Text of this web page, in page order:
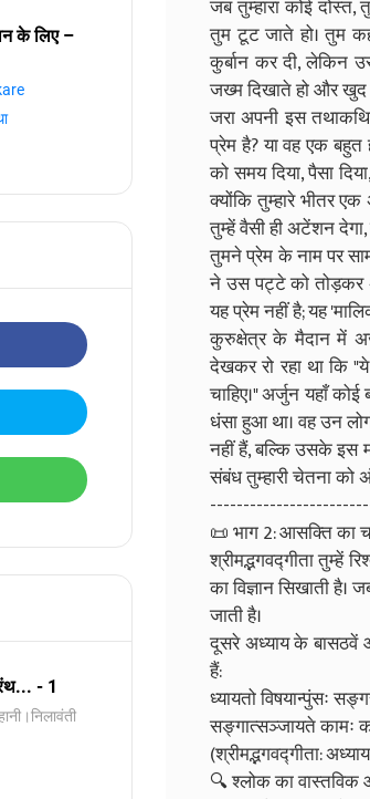
के लिए –
- 1
जब तुम्हारा कोई दोस्त,
तुम टूट जाते हो। तुम
कुर्बान कर दी, लेकिन
जख्म दिखाते हो और खुद
जरा अपनी इस
प्रेम है? या वह एक
को समय दिया, पैसा
क्योंकि तुम्हारे भीतर
तुम्हें वैसी ही अटेंशन देगा,
तुमने प्रेम के नाम पर
ने उस पट्टे को तोड़कर
यह प्रेम नहीं है; यह
कुरुक्षेत्र के मैदान में
देखकर रो रहा था कि
चाहिए।" अर्जुन यहाँ
धंसा हुआ था। वह उन
नहीं हैं, बल्कि उसके इस
संबंध तुम्हारी चेतना को
📜 भाग 2: आसक्ति का
श्रीमद्भगवद्गीता तुम्हें
का विज्ञान सिखाती है।
जाती है।
दूसरे अध्याय के बासठवें
हैं:
ध्यायतो विषयान्पुंसः
सङ्गात्सञ्जायते कामः
(श्रीमद्भगवद्गीता:
🔍 श्लोक का वास्तविक